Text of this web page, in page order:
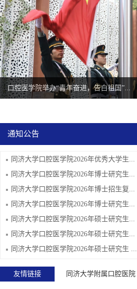
口腔医学院举办“青年奋进，告白祖国”...
通知公告
同济大学口腔医学院2026年优秀大学生...
同济大学口腔医学院2026年博士研究生...
同济大学口腔医学院2026年博士招生复...
同济大学口腔医学院2026年博士研究生...
同济大学口腔医学院2026年硕士研究生...
同济大学口腔医学院2026年硕士研究生...
同济大学口腔医学院2026年硕士研究生 ...
友情链接 同济大学附属口腔医院